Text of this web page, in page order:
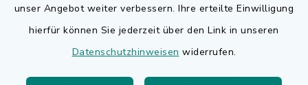
unser Angebot weiter verbessern. Ihre erteilte Einwilligung
hierfür können Sie jederzeit über den Link in unseren
Datenschutzhinweisen widerrufen.
Bauen in Adelsdorf
BayernPortal